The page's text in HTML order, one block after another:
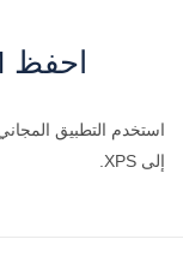
احفظ PPTM كـ XPS في Python
إلى XPS.